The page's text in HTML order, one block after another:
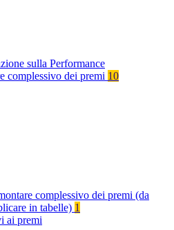
sulla Performance
complessivo dei premi 10
complessivo dei premi (da
in tabelle) 1
ai premi